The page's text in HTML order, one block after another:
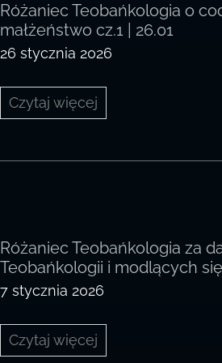
Różaniec Teobańkologia o
małżeństwo cz.1 | 26.01
26 stycznia 2026
Różaniec
Teobańkologia
walce
Czytaj więcej
Różaniec Teobańkologia za
Teobańkologii i modlących
7 stycznia 2026
Różaniec
Teobańkologia
Czytaj więcej